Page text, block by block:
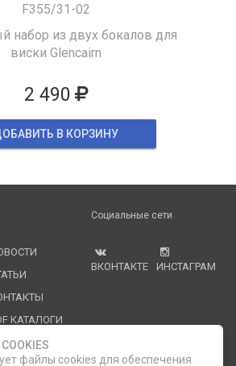
F355/31-02
набор из двух бокалов для
виски Glencairn
2 490
В КОРЗИНУ
КАТАЛОГИ
И
Социальные сети
ВКОНТАКТЕ ИНСТАГРАМ
файлы cookies для обеспечения